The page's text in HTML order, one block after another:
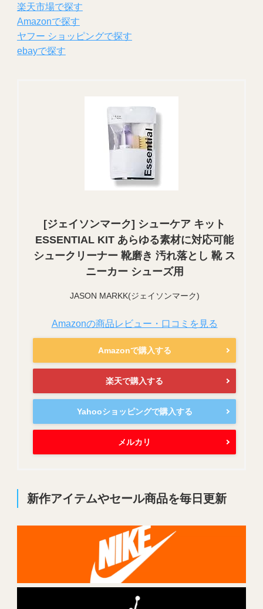
楽天市場で探す
Amazonで探す
ヤフー ショッピングで探す
ebayで探す
[ジェイソンマーク] シューケア キット
ESSENTIAL KIT あらゆる素材に対応可能
シュークリーナー 靴磨き 汚れ落とし 靴 ス
ニーカー シューズ用
JASON MARKK(ジェイソンマーク)
Amazonの商品レビュー・口コミを見る
Amazonで購入する
楽天で購入する
Yahooショッピングで購入する
メルカリ
新作アイテムやセール商品を毎日更新